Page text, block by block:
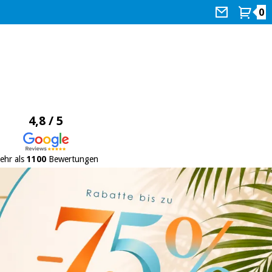
0
4,8 / 5
als1100 Bewertungen